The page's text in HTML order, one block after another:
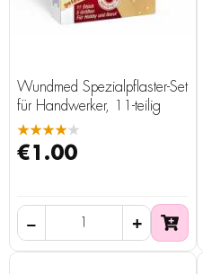
Wundmed Spezialpflaster-Set
für Handwerker, 11-teilig
★★★★★
€1.00